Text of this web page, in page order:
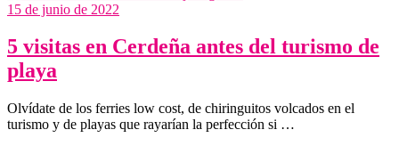
15 de junio de 2022
5 visitas en Cerdeña antes del turismo de
playa
Olvídate de los ferries low cost, de chiringuitos volcados en el
turismo y de playas que rayarían la perfección si …